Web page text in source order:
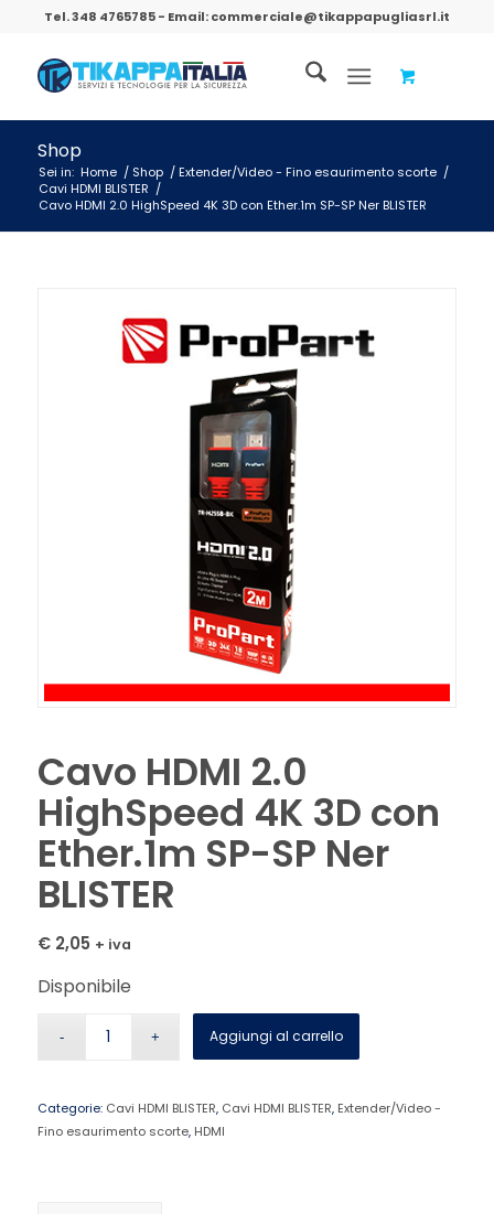
Tel.348 4765785- Email:commerciale@tikappapugliasrl.it
Shop
Sei in: Home / Shop / Extender/Video - Fino esaurimento scorte /
Cavi HDMI BLISTER /
Cavo HDMI 2.0 HighSpeed 4K 3D con Ether.1m SP-SP Ner BLISTER
Cavo HDMI 2.0
HighSpeed 4K 3D con
Ether.1m SP-SP Ner
BLISTER
€2,05 + iva
Disponibile
Aggiungi al carrello
Categorie: Cavi HDMI BLISTER, Cavi HDMI BLISTER, Extender/Video -
Fino esaurimento scorte, HDMI